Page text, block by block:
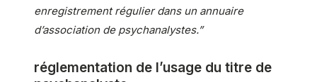
enregistrement régulier dans un annuaire
d’association de psychanalystes.”
réglementation de l’usage du titre de